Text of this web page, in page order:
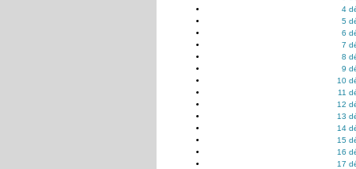
4
5
6
7
8
9
10
11
12
13
14
15
16
17